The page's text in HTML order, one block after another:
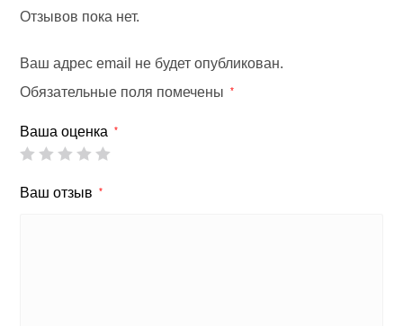
Отзывов пока нет.
Ваш адрес email не будет опубликован.
Обязательные поля помечены
*
Ваша оценка *
Ваш отзыв *